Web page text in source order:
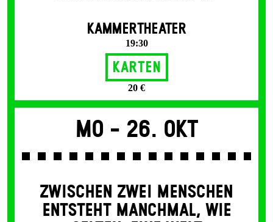
KAMMERTHEATER
19:30
Karten
20 €
Mo - 26. Okt
ZWISCHEN ZWEI MENSCHEN
ENT­STEHT MANCH­MAL, WIE